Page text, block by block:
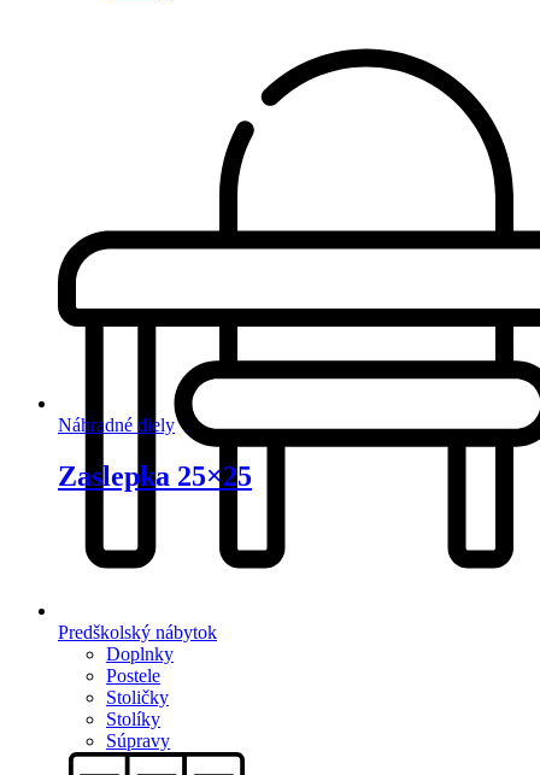
Predškolský nábytok
Doplnky
Postele
Stoličky
Stolíky
Súpravy
Náhradné diely
Zaslepka 25×25